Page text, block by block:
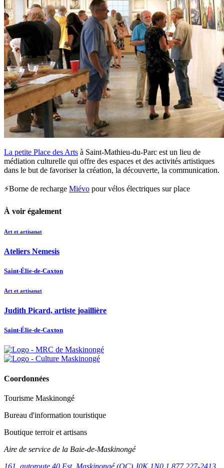
La petite Place des Arts à Saint-Mathieu-du-Parc est un lieu de
médiation culturelle qui offre des espaces et des activités artistiques
dans le but de favoriser la création, la découverte, la communication.
⚡Borne de recharge Miévo pour vélos électriques sur place
À voir également
Art et artisanat
Ateliers Nemesis
Saint-Élie-de-Caxton
Art et artisanat
Judith Picard, artiste joaillière
Saint-Élie-de-Caxton
Coordonnées
Tourisme Maskinongé
Bureau d'information touristique
Boutique terroir et artisans
Aire de service de la Baie-de-Maskinongé
161, autoroute 40 Est, Maskinongé (QC) J0K 1N0 1 877 227-2413